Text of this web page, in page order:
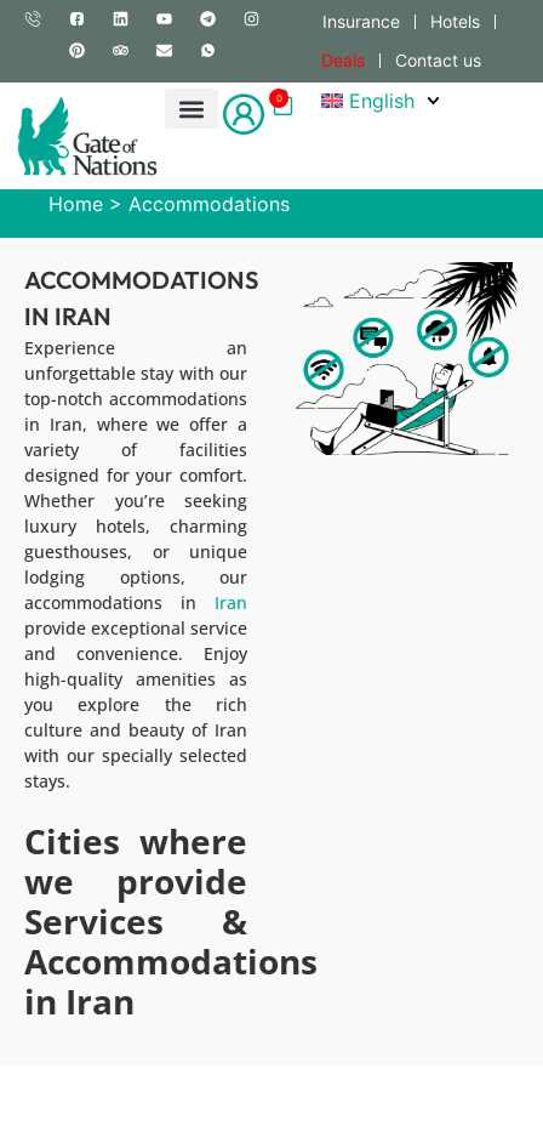
Insurance
Hotels
Deals
Contact us
0 English
Home > Accommodations
ACCOMMODATIONS
IN IRAN
Experience an
unforgettable stay with our
top-notch accommodations
in Iran, where we offer a
variety of facilities
designed for your comfort.
Whether you’re seeking
luxury hotels, charming
guesthouses, or unique
lodging options, our
accommodations in Iran
provide exceptional service
and convenience. Enjoy
high-quality amenities as
you explore the rich
culture and beauty of Iran
with our specially selected
stays.
Cities where
we provide
Services &
Accommodations
in Iran